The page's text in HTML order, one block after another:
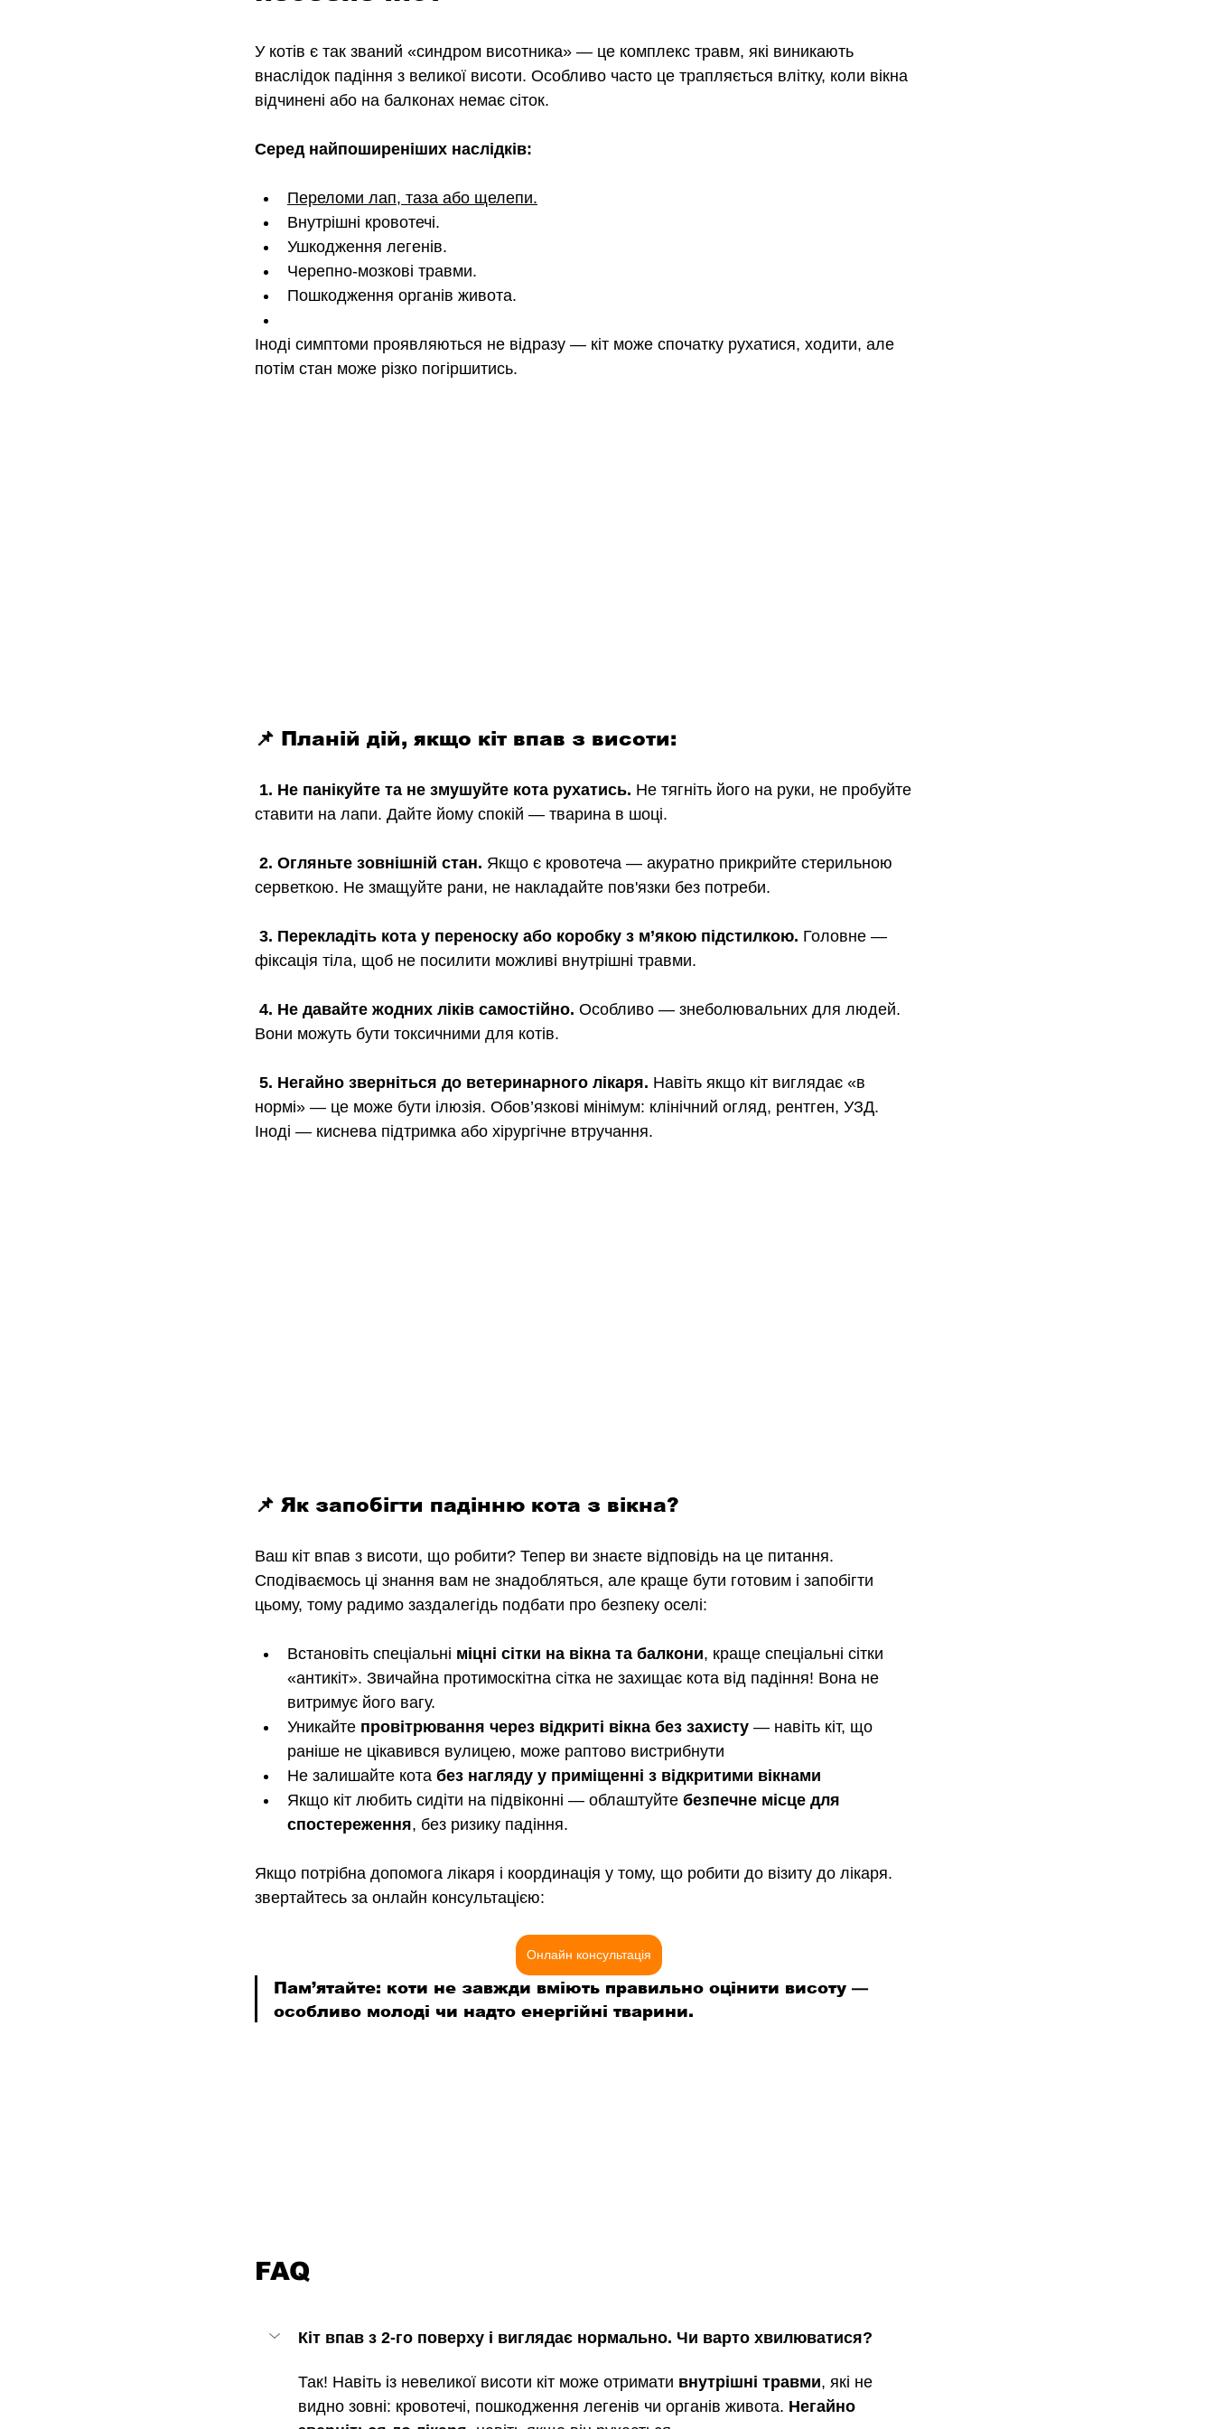
У котів є так званий «синдром висотника» — це комплекс травм, які виникають
внаслідок падіння з великої висоти. Особливо часто це трапляється влітку, коли вікна
відчинені або на балконах немає сіток.
Серед найпоширеніших наслідків:
Переломи лап, таза або щелепи.
Внутрішні кровотечі.
Ушкодження легенів.
Черепно-мозкові травми.
Пошкодження органів живота.
Іноді симптоми проявляються не відразу — кіт може спочатку рухатися, ходити, але
потім стан може різко погіршитись.
📌 Планій дій, якщо кіт впав з висоти:
1. Не панікуйте та не змушуйте кота рухатись. Не тягніть його на руки, не пробуйте
ставити на лапи. Дайте йому спокій — тварина в шоці.
2. Огляньте зовнішній стан. Якщо є кровотеча — акуратно прикрийте стерильною
серветкою. Не змащуйте рани, не накладайте пов'язки без потреби.
3. Перекладіть кота у переноску або коробку з м’якою підстилкою. Головне —
фіксація тіла, щоб не посилити можливі внутрішні травми.
4. Не давайте жодних ліків самостійно. Особливо — знеболювальних для людей.
Вони можуть бути токсичними для котів.
5. Негайно зверніться до ветеринарного лікаря. Навіть якщо кіт виглядає «в
нормі» — це може бути ілюзія. Обов’язкові мінімум: клінічний огляд, рентген, УЗД.
Іноді — киснева підтримка або хірургічне втручання.
📌 Як запобігти падінню кота з вікна?
Ваш кіт впав з висоти, що робити? Тепер ви знаєте відповідь на це питання.
Сподіваємось ці знання вам не знадобляться, але краще бути готовим і запобігти
цьому, тому радимо заздалегідь подбати про безпеку оселі:
Встановіть спеціальні міцні сітки на вікна та балкони, краще спеціальні сітки
«антикіт». Звичайна протимоскітна сітка не захищає кота від падіння! Вона не
витримує його вагу.
Уникайте провітрювання через відкриті вікна без захисту — навіть кіт, що
раніше не цікавився вулицею, може раптово вистрибнути
Не залишайте кота без нагляду у приміщенні з відкритими вікнами
Якщо кіт любить сидіти на підвіконні — облаштуйте безпечне місце для
спостереження, без ризику падіння.
Якщо потрібна допомога лікаря і координація у тому, що робити до візиту до лікаря.
звертайтесь за онлайн консультацією:
Онлайн консультація
Пам’ятайте: коти не завжди вміють правильно оцінити висоту —
особливо молоді чи надто енергійні тварини.
FAQ
Кіт впав з 2-го поверху і виглядає нормально. Чи варто хвилюватися?
Так! Навіть із невеликої висоти кіт може отримати внутрішні травми, які не
видно зовні: кровотечі, пошкодження легенів чи органів живота. Негайно